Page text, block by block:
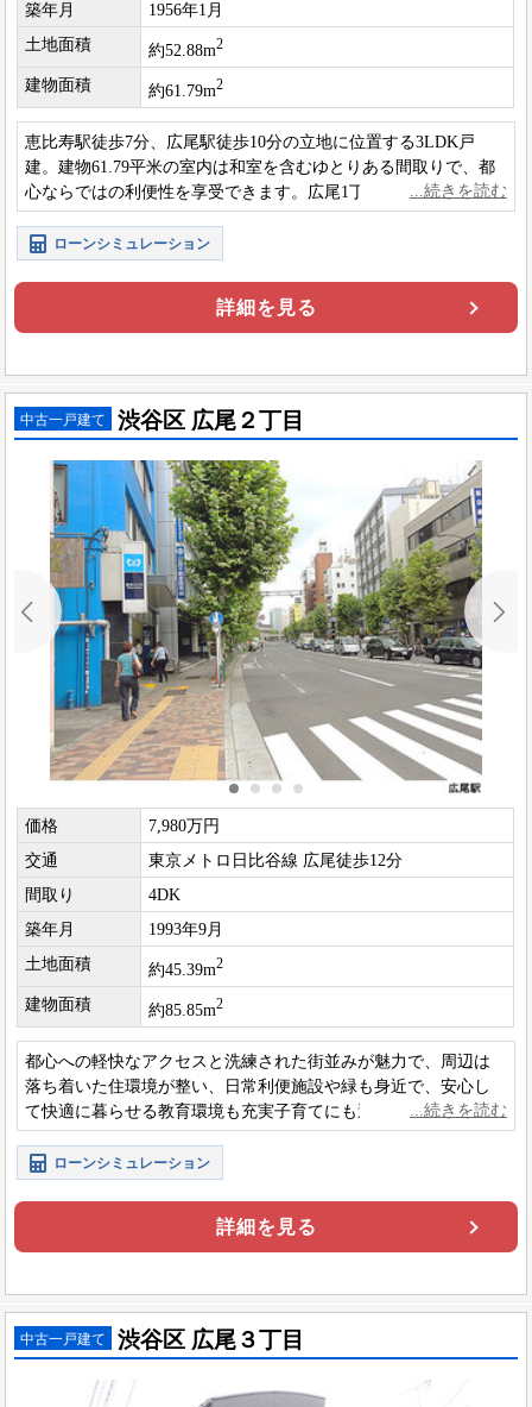
築年月
1956年1月
土地面積
約52.88m2
建物面積 約61.79m2
恵比寿駅徒歩7分、広尾駅徒歩10分の立地に位置する3LDK戸
建。建物61.79平米の室内は和室を含むゆとりある間取りで、都
心ならではの利便性を享受できます。広尾1丁目アドレスの落ち
着いた住環境も魅力の住まいです。
ローンシミュレーション
詳細を見る
中古一戸建て 渋谷区 広尾２丁目
価格
7,980万円
交通
東京メトロ日比谷線 広尾徒歩12分
間取り
4DK
築年月
1993年9月
土地面積
約45.39m2
建物面積 約85.85m2
都心への軽快なアクセスと洗練された街並みが魅力で、周辺は
落ち着いた住環境が整い、日常利便施設や緑も身近で、安心し
て快適に暮らせる教育環境も充実子育てにも適した上質な住宅
エリアです。
ローンシミュレーション
詳細を見る
中古一戸建て 渋谷区 広尾３丁目